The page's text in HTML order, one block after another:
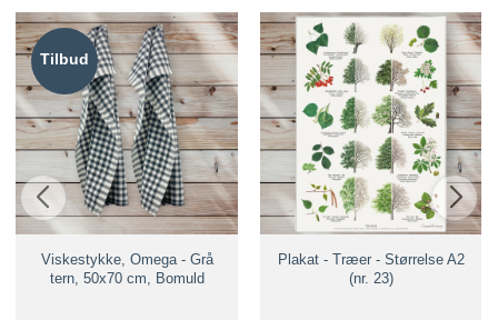
Tilbud
Viskestykke, Omega - Grå
tern, 50x70 cm, Bomuld
Plakat - Træer - Størrelse A2
(nr. 23)